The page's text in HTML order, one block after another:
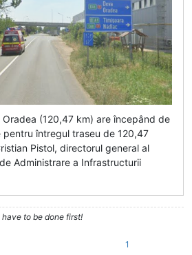
Oradea (120,47 km) are începând de
întregul traseu de 120,47
Pistol, directorul general al
Administrare a Infrastructurii
to be done first!
1